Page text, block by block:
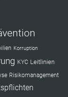
Korruption
KYC Leitlinien
Risikomanagement